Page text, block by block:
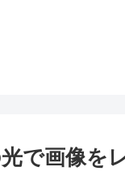
で画像を